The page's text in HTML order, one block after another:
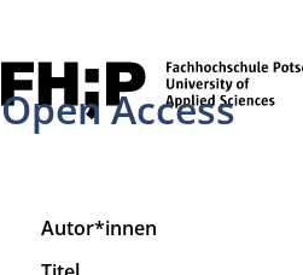
Open Access
Autor*innen